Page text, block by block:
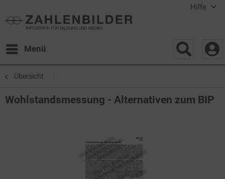
Hilfe
Menü
Übersicht
Wohlstandsmessung - Alternativen zum BIP